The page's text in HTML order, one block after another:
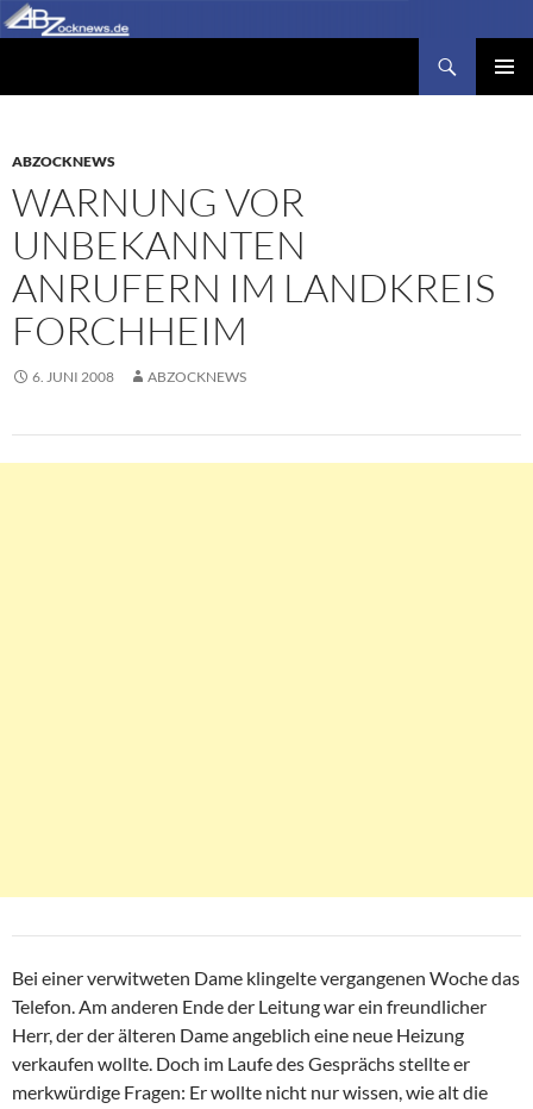
Zum
Inhalt
ABZOCKNEWS
WARNUNG VOR
UNBEKANNTEN
ANRUFERN IM LANDKREIS
FORCHHEIM
6. JUNI 2008 ABZOCKNEWS
Bei einer verwitweten Dame klingelte vergangenen Woche das
Telefon. Am anderen Ende der Leitung war ein freundlicher
Herr, der der älteren Dame angeblich eine neue Heizung
verkaufen wollte. Doch im Laufe des Gesprächs stellte er
merkwürdige Fragen: Er wollte nicht nur wissen, wie alt die